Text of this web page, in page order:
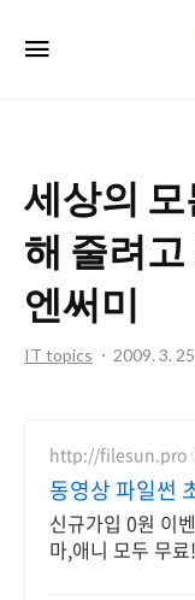
세상의
해 줄려
엔써미
IT topics 2009. 3.
http://filesun.pro
동영상 파일썬
간 보기!
신규가입 0원 이
마,애니 모두 무